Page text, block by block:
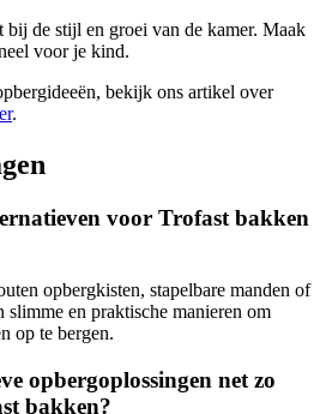
bij de stijl en groei van de kamer. Maak
voor je kind.
bekijk ons artikel over
.
voor Trofast bakken
opbergkisten, stapelbare manden of
en praktische manieren om
op te bergen.
opbergoplossingen net zo
bakken?